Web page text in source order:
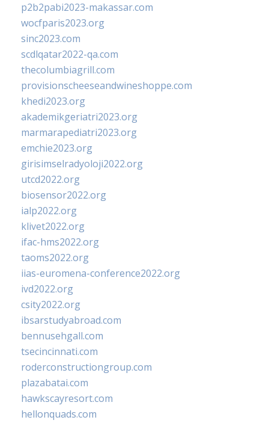
p2b2pabi2023-makassar.com
wocfparis2023.org
sinc2023.com
scdlqatar2022-qa.com
thecolumbiagrill.com
provisionscheeseandwineshoppe.com
khedi2023.org
akademikgeriatri2023.org
marmarapediatri2023.org
emchie2023.org
girisimselradyoloji2022.org
utcd2022.org
biosensor2022.org
ialp2022.org
klivet2022.org
ifac-hms2022.org
taoms2022.org
iias-euromena-conference2022.org
ivd2022.org
csity2022.org
ibsarstudyabroad.com
bennusehgall.com
tsecincinnati.com
roderconstructiongroup.com
plazabatai.com
hawkscayresort.com
hellonquads.com